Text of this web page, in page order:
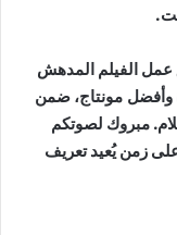
الفيلم المدهش
وأفضل مونتاج، ضمن
مبروك لصوتكم
زمن يُعيد تعريف